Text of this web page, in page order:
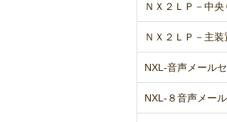
ＮＸ２ＬＰ－中央
ＮＸ２ＬＰ－主装
NXL-音声メールセ
NXL-８音声メー